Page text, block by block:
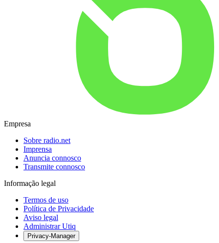
Empresa
Sobre radio.net
Imprensa
Anuncia connosco
Transmite connosco
Informação legal
Termos de uso
Política de Privacidade
Aviso legal
Administrar Utiq
Privacy-Manager